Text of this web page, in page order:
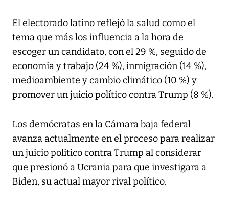
El electorado latino reflejó la salud como el
tema que más los influencia a la hora de
escoger un candidato, con el 29 %, seguido de
economía y trabajo (24 %), inmigración (14 %),
medioambiente y cambio climático (10 %) y
promover un juicio político contra Trump (8 %).
Los demócratas en la Cámara baja federal
avanza actualmente en el proceso para realizar
un juicio político contra Trump al considerar
que presionó a Ucrania para que investigara a
Biden, su actual mayor rival político.